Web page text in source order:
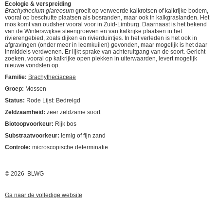
Ecologie & verspreiding
Brachythecium glareosum groeit op verweerde kalkrotsen of kalkrijke bodem,
vooral op beschutte plaatsen als bosranden, maar ook in kalkgraslanden. Het
mos komt van oudsher vooral voor in Zuid-Limburg. Daarnaast is het bekend
van de Winterswijkse steengroeven en van kalkrijke plaatsen in het
rivierengebied, zoals dijken en rivierduintjes. In het verleden is het ook in
afgravingen (onder meer in leemkuilen) gevonden, maar mogelijk is het daar
inmiddels verdwenen. Er lijkt sprake van achteruitgang van de soort. Gericht
zoeken, vooral op kalkrijke open plekken in uiterwaarden, levert mogelijk
nieuwe vondsten op.
Familie: Brachytheciaceae
Groep: Mossen
Status: Rode Lijst: Bedreigd
Zeldzaamheid: zeer zeldzame soort
Biotoopvoorkeur: Rijk bos
Substraatvoorkeur: lemig of fijn zand
Controle: microscopische determinatie
© 2026 BLWG
Ga naar de volledige website